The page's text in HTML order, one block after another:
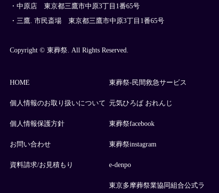
・中原店 東京都三鷹市中原3丁目1番65号
・三鷹. 市民斎場 東京都三鷹市中原3丁目1番65号
Copyright © 東葬祭. All Rights Reserved.
HOME
個人情報のお取り扱いについて
個人情報保護方針
お問い合わせ
資料請求/お見積もり
東葬祭-民間救急サービス
元気ひろば おれんじ
東葬祭facebook
東葬祭instagram
e-denpo
東京多摩葬祭業協同組合公式ラ